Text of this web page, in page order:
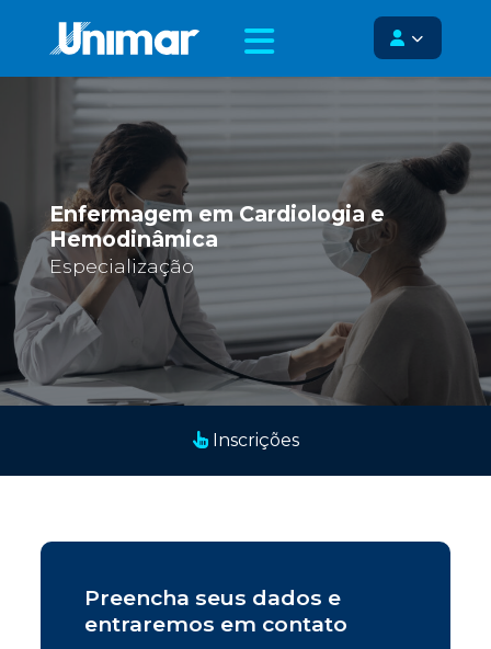
Enfermagem em Cardiologia e
Hemodinâmica
Especialização
Inscrições
Preencha seus dados e
entraremos em contato